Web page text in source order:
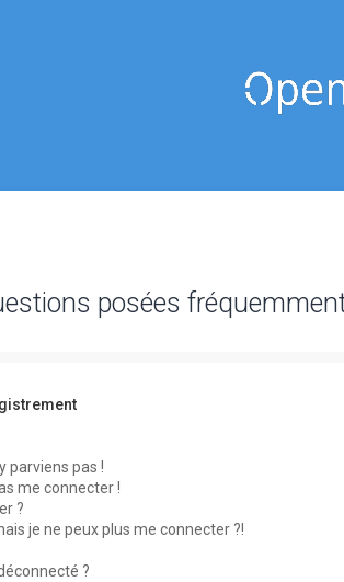
posées
parviens pas !
me connecter !
?
je ne peux plus me connecter ?!
?